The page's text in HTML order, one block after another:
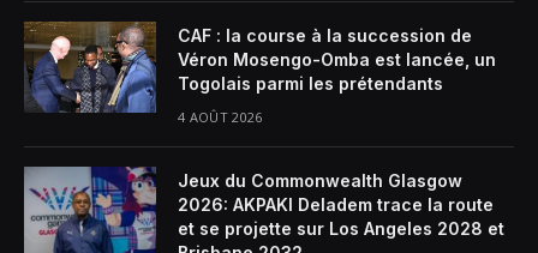
CAF : la course à la succession de
Véron Mosengo-Omba est lancée, un
Togolais parmi les prétendants
4 AOÛT 2026
Jeux du Commonwealth Glasgow
2026: AKPAKI Deladem trace la route
et se projette sur Los Angeles 2028 et